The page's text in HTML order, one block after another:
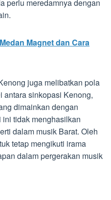
perlu meredamnya dengan
Magnet dan Cara
juga melibatkan pola
antara sinkopasi Kenong,
dimainkan dengan
tidak menghasilkan
dalam musik Barat. Oleh
tetap mengikuti irama
dalam pergerakan musik